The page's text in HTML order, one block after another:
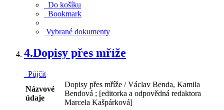
Do košíku
Bookmark
Vybrané dokumenty
4.Dopisy přes mříže
Půjčit
Názvové
údaje
Dopisy přes mříže / Václav Benda, Kamila
Bendová ; [editorka a odpovědná redaktora
Marcela Kašpárková]